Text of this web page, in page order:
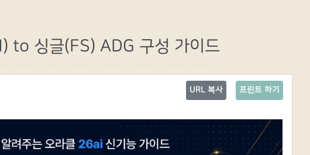
싱글(FS) ADG 구성 가이드
프린트 하기
URL 복사